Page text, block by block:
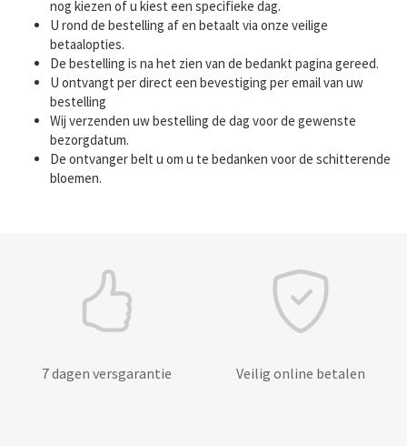
nog kiezen of u kiest een specifieke dag.
U rond de bestelling af en betaalt via onze veilige
betaalopties.
De bestelling is na het zien van de bedankt pagina gereed.
U ontvangt per direct een bevestiging per email van uw
bestelling
Wij verzenden uw bestelling de dag voor de gewenste
bezorgdatum.
De ontvanger belt u om u te bedanken voor de schitterende
bloemen.
7 dagen versgarantie Veilig online betalen